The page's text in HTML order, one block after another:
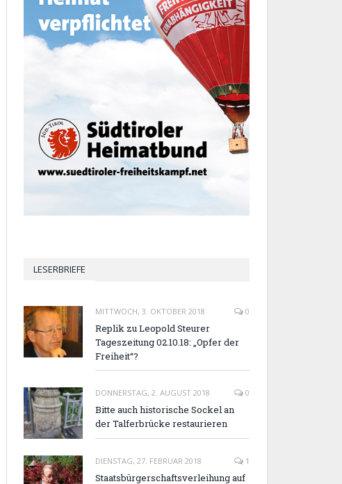
LESERBRIEFE
MITTWOCH, 3. OKTOBER 2018 0
Replik zu Leopold Steurer
Tageszeitung 02.10.18: „Opfer der
Freiheit“?
DONNERSTAG, 2. AUGUST 2018 0
Bitte auch historische Sockel an
der Talferbrücke restaurieren
DIENSTAG, 27. FEBRUAR 2018 1
Staatsbürgerschaftsverleihung auf